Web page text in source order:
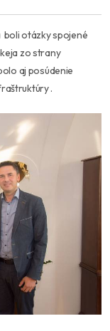
otázky spojené
zo strany
aj posúdenie
.